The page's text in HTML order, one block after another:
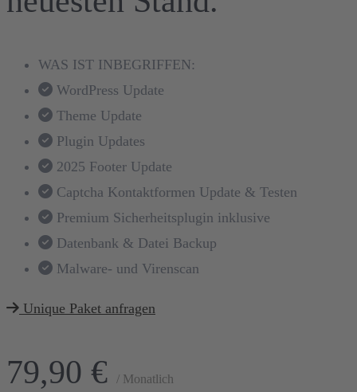
WAS IST INBEGRIFFEN:
WordPress Update
Theme Update
Plugin Updates
2025 Footer Update
Captcha Kontaktformen Update & Testen
Premium Sicherheitsplugin inklusive
Datenbank & Datei Backup
Malware- und Virenscan
Unique Paket anfragen
79,90 € / Monatlich